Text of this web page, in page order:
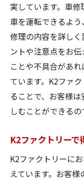
実しています。車
車を運転できるよう
修理の内容を詳し
ントや注意点をお
ことや不具合があ
ています。K2ファ
ることで、お客様
しむことができるの
K2ファクトリーで
K2ファクトリーに
えています。お客